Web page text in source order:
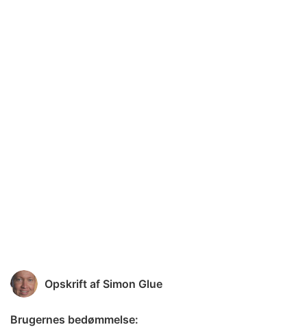
Opskrift af Simon Glue
Brugernes bedømmelse: